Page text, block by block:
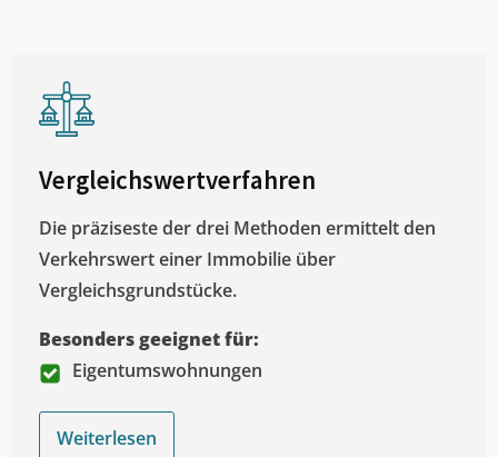
Vergleichswertverfahren
Die präziseste der drei Methoden ermittelt den
Verkehrswert einer Immobilie über
Vergleichsgrundstücke.
Besonders geeignet für:
Eigentumswohnungen
Weiterlesen